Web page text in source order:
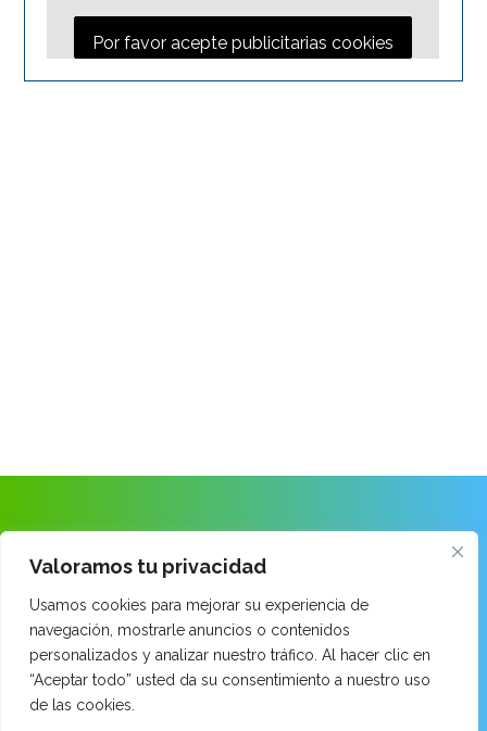
Valoramos tu privacidad
Usamos cookies para mejorar su experiencia de
navegación, mostrarle anuncios o contenidos
personalizados y analizar nuestro tráfico. Al hacer clic en
“Aceptar todo” usted da su consentimiento a nuestro uso
de las cookies.
Por favor acepte publicitarias cookies
ANAITASUNA IKASTOLA
Ongarai Kalea · 48260 Ermua · Bizkaia
Tel: 943 899 171
email:014520aa@hezkuntza.net